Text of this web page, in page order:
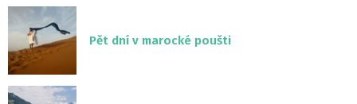
Pět dní v marocké poušti